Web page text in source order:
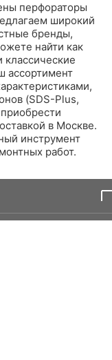
перфораторы
широкий
бренды,
найти как
классические
ассортимент
(SDS-Plus,
в Москве.
инструмент
работ.